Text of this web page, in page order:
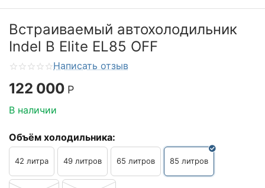
Встраиваемый автохолодильник
Indel B Elite EL85 OFF
Написать отзыв
122 000 Р
В наличии
Объём холодильника:
42 литра 49 литров 65 литров 85 литров